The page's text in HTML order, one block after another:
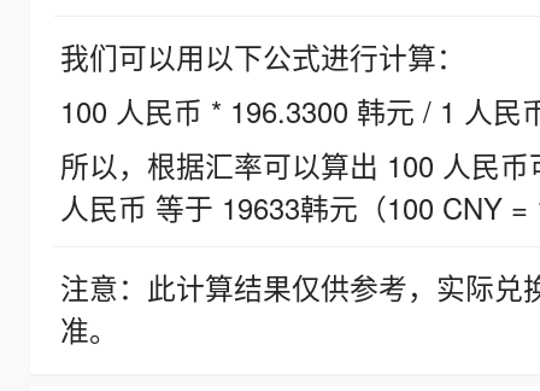
我们可以用以下公式进行计算：
100 人民币 * 196.3300 韩元 / 1 人民
所以，根据汇率可以算出 100 人民
人民币 等于 19633韩元（100 CNY =
注意：此计算结果仅供参考，实际
准。